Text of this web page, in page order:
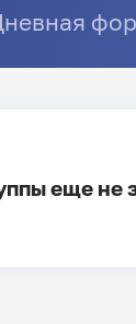
еще не